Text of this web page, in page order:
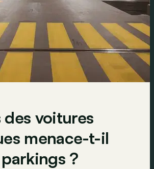
des voitures
menace-t-il
?